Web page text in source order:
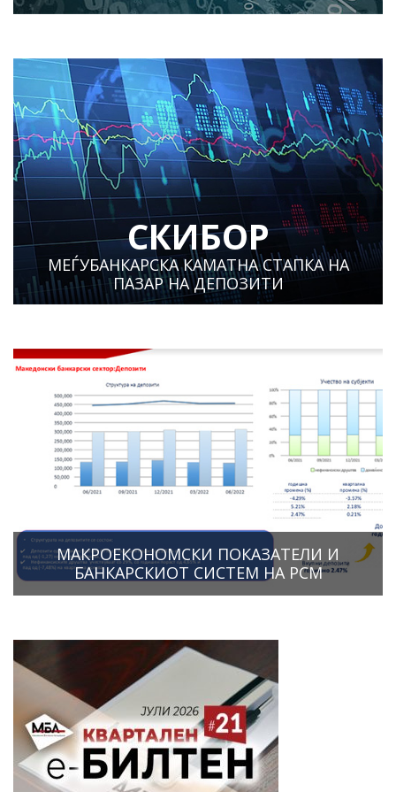
СКИБОР
МЕЃУБАНКАРСКА КАМАТНА СТАПКА НА
ПАЗАР НА ДЕПОЗИТИ
МАКРОЕКОНОМСКИ ПОКАЗАТЕЛИ И
БАНКАРСКИОТ СИСТЕМ НА РСМ